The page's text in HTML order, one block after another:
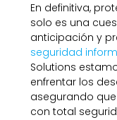
En definitiva,
solo es una
anticipación y
seguridad
Solutions
enfrentar los
asegurando
con total